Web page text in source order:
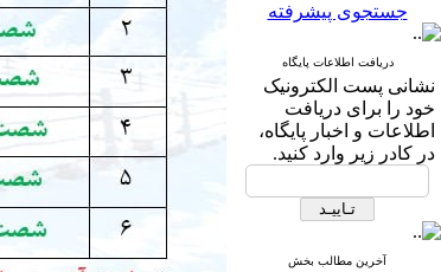
جستجوی پیشرفته
دریافت اطلاعات پایگاه
نشانی پست الکترونیک
خود را برای دریافت
اطلاعات و اخبار پایگاه،
در کادر زیر وارد کنید.
آخرین مطالب بخش